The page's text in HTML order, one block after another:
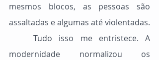
mesmos blocos, as pessoas são
assaltadas e algumas até violentadas.
	Tudo isso me entristece. A
modernidade normalizou os